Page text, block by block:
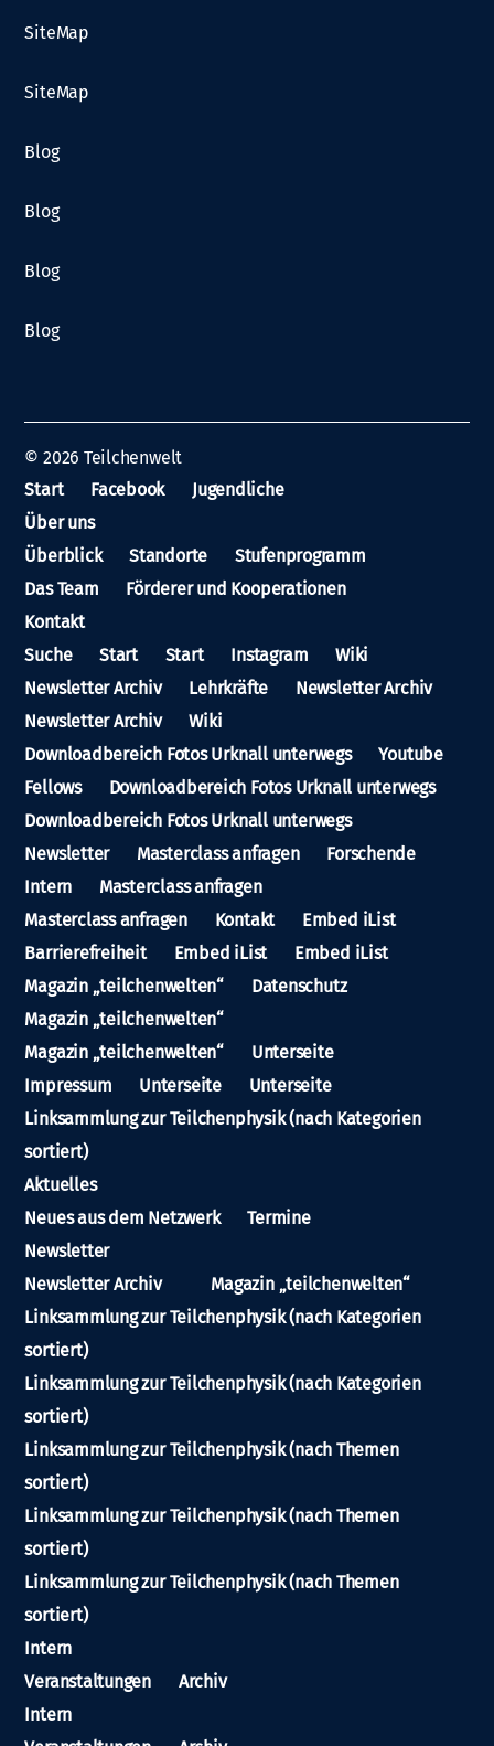
SiteMap
SiteMap
Blog
Blog
Blog
Blog
© 2026 Teilchenwelt
Start
Facebook
Jugendliche
Über uns
Überblick
Standorte
Stufenprogramm
Das Team
Förderer und Kooperationen
Kontakt
Suche
Start Start Instagram
Wiki
Newsletter Archiv
Lehrkräfte
Newsletter Archiv
Newsletter Archiv
Wiki
Downloadbereich Fotos Urknall unterwegs
Youtube
Fellows
Downloadbereich Fotos Urknall unterwegs
Downloadbereich Fotos Urknall unterwegs
Newsletter
Masterclass anfragen
Forschende
Intern
Masterclass anfragen
Masterclass anfragen
Kontakt
Embed iList
Barrierefreiheit
Embed iList
Embed iList
Magazin „teilchenwelten“
Datenschutz
Magazin „teilchenwelten“
Magazin „teilchenwelten“
Unterseite
Impressum
Unterseite
Unterseite
Linksammlung zur Teilchenphysik (nach Kategorien
sortiert)
Aktuelles
Neues aus dem Netzwerk
Termine
Newsletter
Newsletter Archiv
Magazin „teilchenwelten“
Linksammlung zur Teilchenphysik (nach Kategorien
sortiert)
Linksammlung zur Teilchenphysik (nach Kategorien
sortiert)
Linksammlung zur Teilchenphysik (nach Themen
sortiert)
Linksammlung zur Teilchenphysik (nach Themen
sortiert)
Linksammlung zur Teilchenphysik (nach Themen
sortiert)
Intern
Veranstaltungen
Archiv
Intern